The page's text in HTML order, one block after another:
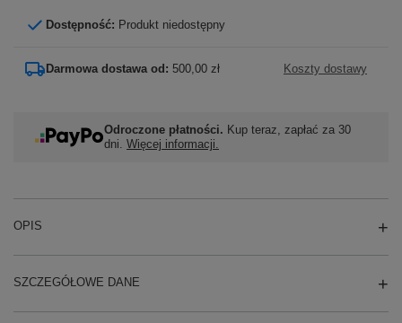
Dostępność: Produkt niedostępny
Darmowa dostawa od: 500,00 zł Koszty dostawy
Odroczone płatności. Kup teraz, zapłać za 30
dni. Więcej informacji.
OPIS
SZCZEGÓŁOWE DANE